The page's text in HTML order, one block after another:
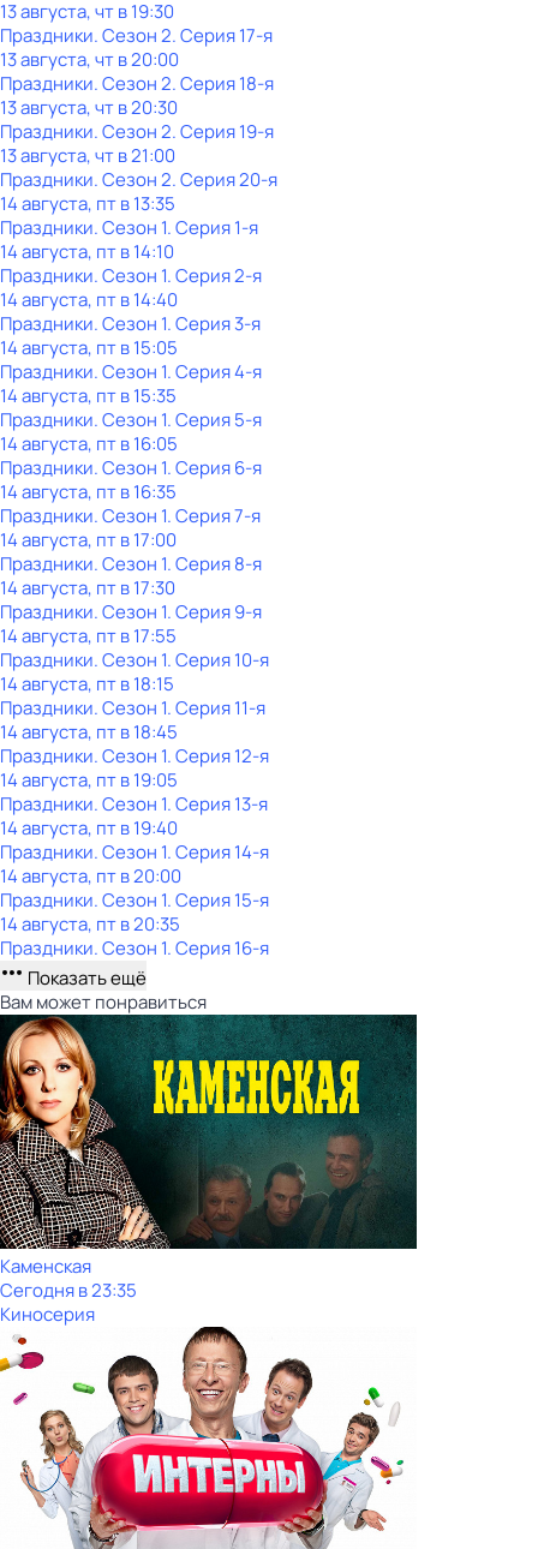
13 августа, чт в 19:30
Праздники. Сезон 2. Серия 17-я
13 августа, чт в 20:00
Праздники. Сезон 2. Серия 18-я
13 августа, чт в 20:30
Праздники. Сезон 2. Серия 19-я
13 августа, чт в 21:00
Праздники. Сезон 2. Серия 20-я
14 августа, пт в 13:35
Праздники. Сезон 1. Серия 1-я
14 августа, пт в 14:10
Праздники. Сезон 1. Серия 2-я
14 августа, пт в 14:40
Праздники. Сезон 1. Серия 3-я
14 августа, пт в 15:05
Праздники. Сезон 1. Серия 4-я
14 августа, пт в 15:35
Праздники. Сезон 1. Серия 5-я
14 августа, пт в 16:05
Праздники. Сезон 1. Серия 6-я
14 августа, пт в 16:35
Праздники. Сезон 1. Серия 7-я
14 августа, пт в 17:00
Праздники. Сезон 1. Серия 8-я
14 августа, пт в 17:30
Праздники. Сезон 1. Серия 9-я
14 августа, пт в 17:55
Праздники. Сезон 1. Серия 10-я
14 августа, пт в 18:15
Праздники. Сезон 1. Серия 11-я
14 августа, пт в 18:45
Праздники. Сезон 1. Серия 12-я
14 августа, пт в 19:05
Праздники. Сезон 1. Серия 13-я
14 августа, пт в 19:40
Праздники. Сезон 1. Серия 14-я
14 августа, пт в 20:00
Праздники. Сезон 1. Серия 15-я
14 августа, пт в 20:35
Праздники. Сезон 1. Серия 16-я
Показать ещё
Вам может понравиться
Каменская
Сегодня в 23:35
Киносерия